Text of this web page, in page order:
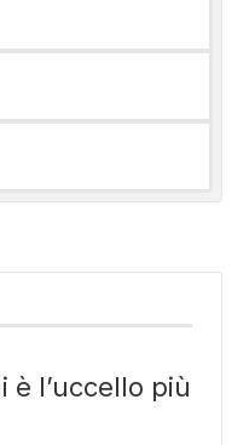
è l’uccello più